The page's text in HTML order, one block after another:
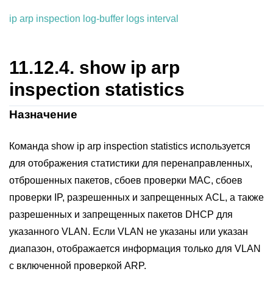
ip arp inspection log-buffer logs interval
11.12.4. show ip arp
inspection statistics
Назначение
Команда show ip arp inspection statistics используется
для отображения статистики для перенаправленных,
отброшенных пакетов, сбоев проверки MAC, сбоев
проверки IP, разрешенных и запрещенных ACL, а также
разрешенных и запрещенных пакетов DHCP для
указанного VLAN. Если VLAN не указаны или указан
диапазон, отображается информация только для VLAN
с включенной проверкой ARP.